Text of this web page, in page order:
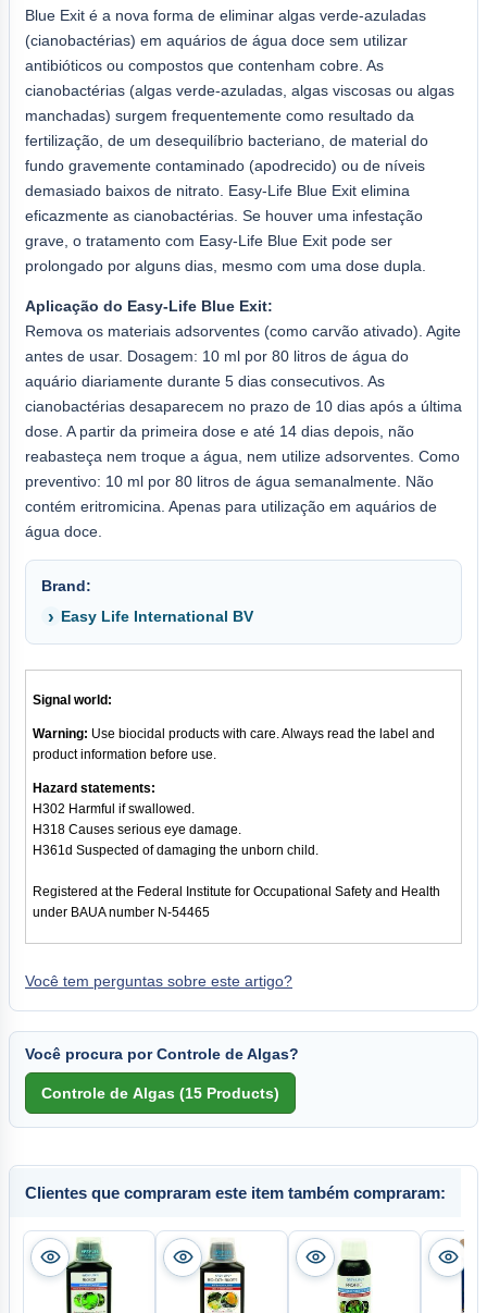
Blue Exit é a nova forma de eliminar algas verde-azuladas
(cianobactérias) em aquários de água doce sem utilizar
antibióticos ou compostos que contenham cobre. As
cianobactérias (algas verde-azuladas, algas viscosas ou algas
manchadas) surgem frequentemente como resultado da
fertilização, de um desequilíbrio bacteriano, de material do
fundo gravemente contaminado (apodrecido) ou de níveis
demasiado baixos de nitrato. Easy-Life Blue Exit elimina
eficazmente as cianobactérias. Se houver uma infestação
grave, o tratamento com Easy-Life Blue Exit pode ser
prolongado por alguns dias, mesmo com uma dose dupla.
Aplicação do Easy-Life Blue Exit:
Remova os materiais adsorventes (como carvão ativado). Agite
antes de usar. Dosagem: 10 ml por 80 litros de água do
aquário diariamente durante 5 dias consecutivos. As
cianobactérias desaparecem no prazo de 10 dias após a última
dose. A partir da primeira dose e até 14 dias depois, não
reabasteça nem troque a água, nem utilize adsorventes. Como
preventivo: 10 ml por 80 litros de água semanalmente. Não
contém eritromicina. Apenas para utilização em aquários de
água doce.
Brand:
Easy Life International BV
Signal world:
Warning: Use biocidal products with care. Always read the label and
product information before use.
Hazard statements:
H302 Harmful if swallowed.
H318 Causes serious eye damage.
H361d Suspected of damaging the unborn child.
Registered at the Federal Institute for Occupational Safety and Health
under BAUA number N-54465
Você tem perguntas sobre este artigo?
Você procura por Controle de Algas?
Clientes que compraram este item também compraram: